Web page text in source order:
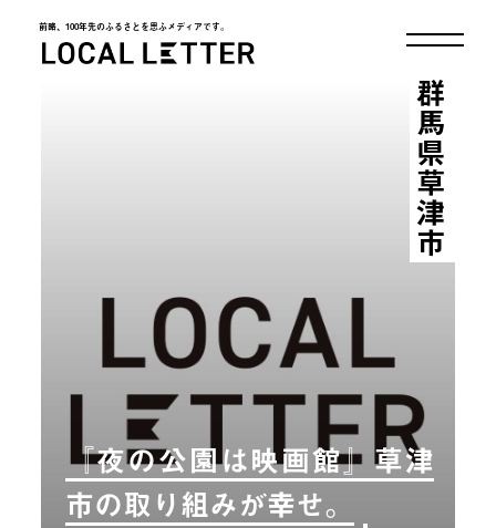
前略、100年先のふるさとを思ふメディアです。
『夜の公園は映画館』草津
市の取り組みが幸せ。
群馬県草津市